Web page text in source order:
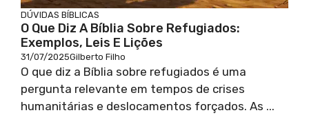
DÚVIDAS BÍBLICAS
O Que Diz A Bíblia Sobre Refugiados:
Exemplos, Leis E Lições
31/07/2025Gilberto Filho
O que diz a Bíblia sobre refugiados é uma
pergunta relevante em tempos de crises
humanitárias e deslocamentos forçados. As ...